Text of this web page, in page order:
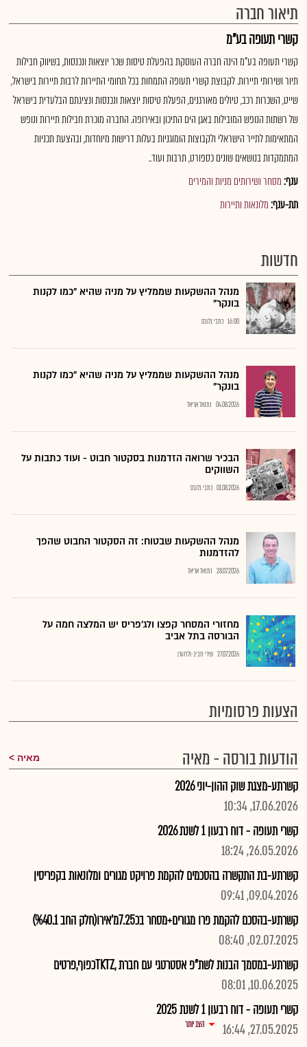
תיאור חברה
קשרי תעופה בע"מ
קשרי תעופה בע"מ הינה חברה העוסקת בהפעלת טיסות שכר יוצאות ונכנסות, בשיווק חבילות
תיור ושירותי תיירות. לקבוצת קשרי תעופה התמחות בכל תחומי התיירות לרבות תיירות בישראל,
שייט, השכרות רכב, טיולים מאורגנים, הפעלת טיסות יוצאות ונכנסות ונציגתם הבלעדית בישראל
של רשתות הנופש המובילות באגן הים התיכון ובאירופה. החברה מוכרת חבילות תיירות ונופש
המתאימות לתייר הישראלי ולקבוצות הומוגניות בעלות דרישות מיוחדות, ובהצעת תכניות
המתמקדות בנושאים שונים כספורט, תרבות ועוד..
ענף:מסחר ושירותים מניות והמירים
תת-ענף:מלונאות ותיירות
חדשות
מנהל ההשקעות שממליץ על מניה שהיא "כמו לקנות
בונקר"
16:00 כתבי גלובס
מנהל ההשקעות שממליץ על מניה שהיא "כמו לקנות
בונקר"
04.08.2026 נתנאל אריאל
הבכיר שרואה הזדמנות בסקטור חבוט - ועוד כתבות על
השווקים
01.08.2026 כתבי גלובס
מנהל ההשקעות שבטוח: זה הסקטור החבוט שהפך
להזדמנות
28.07.2026 נתנאל אריאל
מחזורי המסחר קפצו ולג'פריס יש המלצה חמה על
הבורסה בתל אביב
27.07.2026 שירי חביב-ולדהורן
הצעות פרסומיות
הודעות בורסה - מאיה
מאיה
קשרתע-מצגת שוק ההון-יוני 2026
17.06.2026, 10:34
קשרי תעופה - דוח רבעון 1 לשנת 2026
26.05.2026, 18:24
קשרתע-בת התקשרה בהסכמים להקמת פרויקט מגורים ומלונאות בקפריסין
09.04.2026, 09:41
קשרתע-בהסכם להקמת פרו מגורים+מסחר בכ7.25מ'אירו(חלק החב %40.1)
02.07.2025, 08:40
קשרתע-במסמך הבנות לשת"פ אסטרטגי עם חברת ,TKTZכפוף,פרטים
10.06.2025, 08:01
קשרי תעופה - דוח רבעון 1 לשנת 2025
27.05.2025, 16:44
הצג יותר